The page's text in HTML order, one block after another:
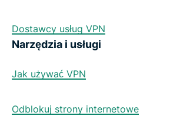
Dostawcy usług VPN
Narzędzia i usługi
Jak używać VPN
Odblokuj strony internetowe